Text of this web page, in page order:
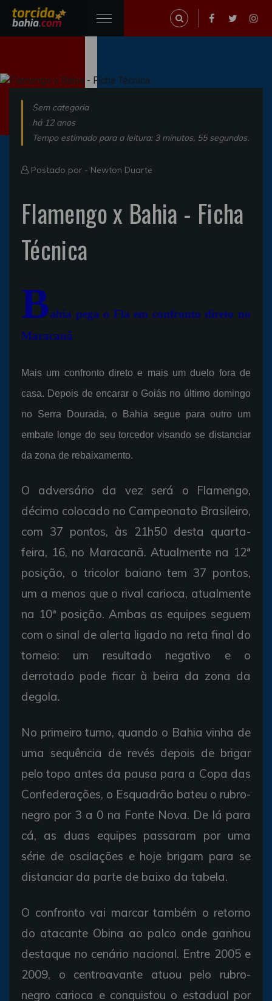
Sem categoria
há 12 anos
Tempo estimado para a leitura: 3 minutos, 55 segundos.
Postado por - Newton Duarte
Flamengo x Bahia - Ficha
Técnica
Bahia pega o Fla em confronto direto no
Maracanã
Mais um confronto direto e mais um duelo fora de
casa. Depois de encarar o Goiás no último domingo
no Serra Dourada, o Bahia segue para outro um
embate longe do seu torcedor visando se distanciar
da zona de rebaixamento.
O adversário da vez será o Flamengo,
décimo colocado no Campeonato Brasileiro,
com 37 pontos, às 21h50 desta quarta-
feira, 16, no Maracanã. Atualmente na 12ª
posição, o tricolor baiano tem 37 pontos,
um a menos que o rival carioca, atualmente
na 10ª posição. Ambas as equipes seguem
com o sinal de alerta ligado na reta final do
torneio: um resultado negativo e o
derrotado pode ficar à beira da zona da
degola.
No primeiro turno, quando o Bahia vinha de
uma sequência de revés depois de brigar
pelo topo antes da pausa para a Copa das
Confederações, o Esquadrão bateu o rubro-
negro por 3 a 0 na Fonte Nova. De lá para
cá, as duas equipes passaram por uma
série de oscilações e hoje brigam para se
distanciar da parte de baixo da tabela.
O confronto vai marcar também o retorno
do atacante Obina ao palco onde ganhou
destaque no cenário nacional. Entre 2005 e
2009, o centroavante atuou pelo rubro-
negro carioca e conquistou o estadual por